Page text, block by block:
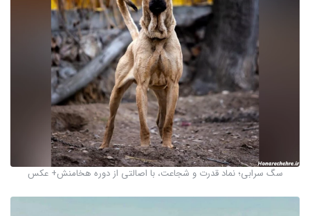
سگ سرابی؛ نماد قدرت و شجاعت، با اصالتی از دوره هخامنش+ عکس